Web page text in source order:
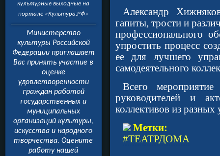
культурные выходные на
портале «Культура.РФ»
Министерство
культуры Российской
Федерации приглашает
Вас принять участие в
оценке
удовлетворенности
граждан работой
государственных и
муниципальных
организаций культуры,
искусства и народного
творчества. Оцените
работу нашей
Александр
гапиты, трости и
профессионального
упростить процесс
ее для лучшего
самодеятельного
Всего
руководителей и
коллективов из разных
Метки:
#ТЕАТРДОМА